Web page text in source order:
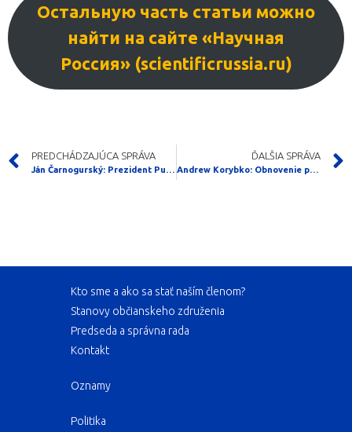
Остальную часть статьи можно
найти на сайте «Научная
Россия» (scientificrussia.ru)
PREDCHÁDZAJÚCA SPRÁVA
Ján Čarnogurský: Prezident Putin zatiaľ neprijal návrhy profesora Karaganova
ĎALŠIA SPRÁVA
Andrew Korybko: Obnovenie plynovodu Nord Stream 2?
Kto sme a ako sa stať naším členom?
Stanovy občianskeho združenia
Predseda a správna rada
Kontakt
Oznamy
Politika